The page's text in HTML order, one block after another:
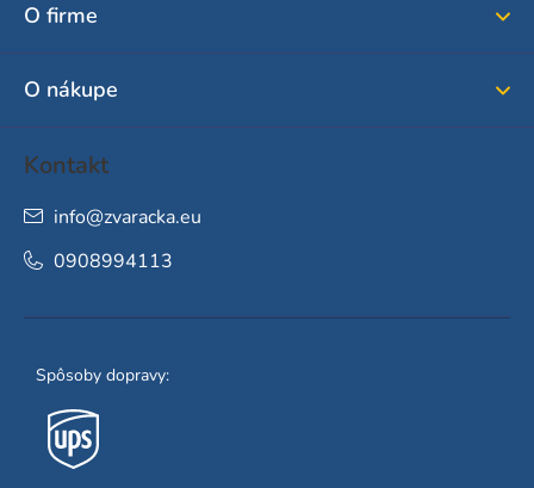
O firme
O nákupe
Kontakt
info@zvaracka.eu
0908994113
Spôsoby dopravy: